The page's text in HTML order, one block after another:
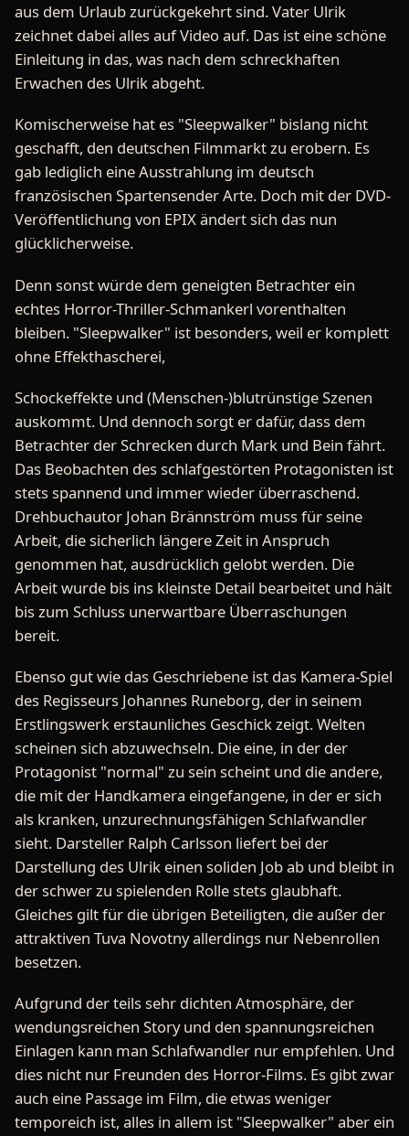
aus dem Urlaub zurückgekehrt sind. Vater Ulrik
zeichnet dabei alles auf Video auf. Das ist eine schöne
Einleitung in das, was nach dem schreckhaften
Erwachen des Ulrik abgeht.
Komischerweise hat es "Sleepwalker" bislang nicht
geschafft, den deutschen Filmmarkt zu erobern. Es
gab lediglich eine Ausstrahlung im deutsch
französischen Spartensender Arte. Doch mit der DVD-
Veröffentlichung von EPIX ändert sich das nun
glücklicherweise.
Denn sonst würde dem geneigten Betrachter ein
echtes Horror-Thriller-Schmankerl vorenthalten
bleiben. "Sleepwalker" ist besonders, weil er komplett
ohne Effekthascherei,
Schockeffekte und (Menschen-)blutrünstige Szenen
auskommt. Und dennoch sorgt er dafür, dass dem
Betrachter der Schrecken durch Mark und Bein fährt.
Das Beobachten des schlafgestörten Protagonisten ist
stets spannend und immer wieder überraschend.
Drehbuchautor Johan Brännström muss für seine
Arbeit, die sicherlich längere Zeit in Anspruch
genommen hat, ausdrücklich gelobt werden. Die
Arbeit wurde bis ins kleinste Detail bearbeitet und hält
bis zum Schluss unerwartbare Überraschungen
bereit.
Ebenso gut wie das Geschriebene ist das Kamera-Spiel
des Regisseurs Johannes Runeborg, der in seinem
Erstlingswerk erstaunliches Geschick zeigt. Welten
scheinen sich abzuwechseln. Die eine, in der der
Protagonist "normal" zu sein scheint und die andere,
die mit der Handkamera eingefangene, in der er sich
als kranken, unzurechnungsfähigen Schlafwandler
sieht. Darsteller Ralph Carlsson liefert bei der
Darstellung des Ulrik einen soliden Job ab und bleibt in
der schwer zu spielenden Rolle stets glaubhaft.
Gleiches gilt für die übrigen Beteiligten, die außer der
attraktiven Tuva Novotny allerdings nur Nebenrollen
besetzen.
Aufgrund der teils sehr dichten Atmosphäre, der
wendungsreichen Story und den spannungsreichen
Einlagen kann man Schlafwandler nur empfehlen. Und
dies nicht nur Freunden des Horror-Films. Es gibt zwar
auch eine Passage im Film, die etwas weniger
temporeich ist, alles in allem ist "Sleepwalker" aber ein